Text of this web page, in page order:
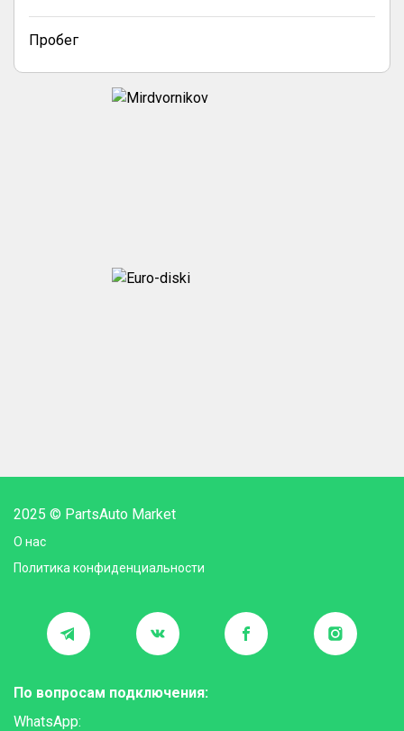
Пробег
2025 © PartsAuto Market
О нас
Политика конфиденциальности
По вопросам подключения:
WhatsApp: